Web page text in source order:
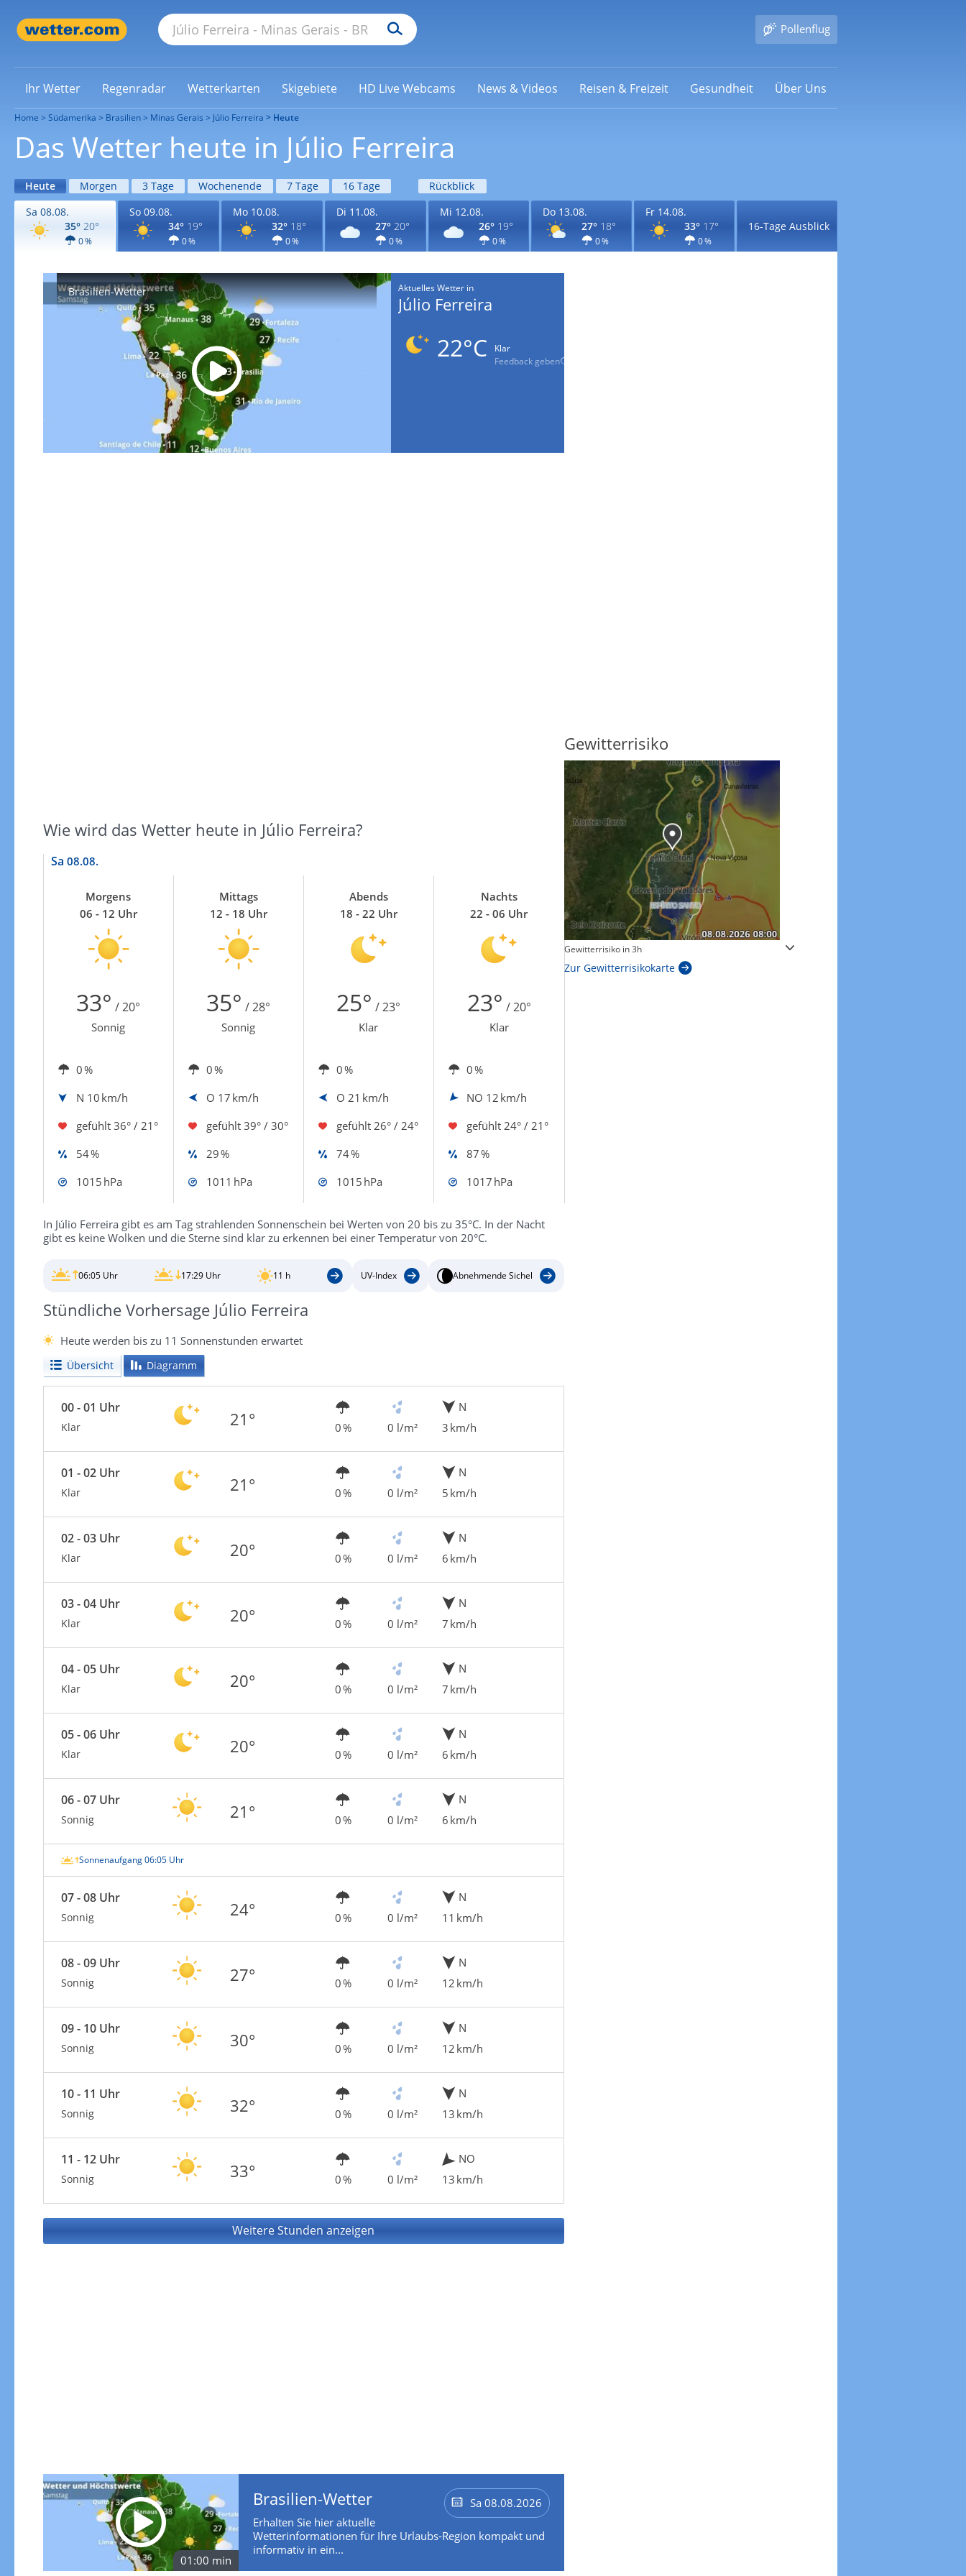
Pollenflug
Ihr Wetter Regenradar Wetterkarten Skigebiete HD Live Webcams News & Videos Reisen & Freizeit Gesundheit Über Uns
Home Südamerika Brasilien Minas Gerais Júlio Ferreira Heute
Das Wetter heute in Júlio Ferreira
Heute Morgen 3 Tage Wochenende 7 Tage 16 Tage
Rückblick
Sa 08.08.
35° 20°
0 %
So 09.08.
34° 19°
0 %
Mo 10.08.
32° 18°
0 %
Di 11.08.
27° 20°
0 %
Mi 12.08.
26° 19°
0 %
Do 13.08.
27° 18°
0 %
Fr 14.08.
33° 17°
0 %
16-Tage Ausblick
Brasilien-Wetter Aktuelles Wetter in
Júlio Ferreira
22°C
Klar
Feedback geben
Wie wird das Wetter heute in Júlio Ferreira?
Sa 08.08.
Morgens
06 - 12 Uhr
Mittags
12 - 18 Uhr
Abends
18 - 22 Uhr
Nachts
22 - 06 Uhr
33° / 20° 35° / 28° 25° / 23° 23° / 20°
Sonnig Sonnig Klar Klar
0 % 0 % 0 %
0 %
N 10 km/h O 17 km/h O 21 km/h NO 12 km/h
gefühlt 36° / 21° gefühlt 39° / 30° gefühlt 26° / 24° gefühlt 24° / 21°
54 %
29 % 74 %
87 %
1015 hPa
1011 hPa 1015 hPa 1017 hPa
In Júlio Ferreira gibt es am Tag strahlenden Sonnenschein bei Werten von 20 bis zu 35°C. In der Nacht
gibt es keine Wolken und die Sterne sind klar zu erkennen bei einer Temperatur von 20°C.
06:05 Uhr 17:29 Uhr 11 h UV-Index Abnehmende Sichel
Stündliche Vorhersage Júlio Ferreira
Heute werden bis zu 11 Sonnenstunden erwartet
Übersicht Diagramm
00 - 01 Uhr
Klar 21° 0 % 0 l/m²
N
3 km/h
01 - 02 Uhr
Klar 21° 0 % 0 l/m²
N
5 km/h
02 - 03 Uhr
Klar 20° 0 % 0 l/m²
N
6 km/h
03 - 04 Uhr
Klar 20° 0 % 0 l/m²
N
7 km/h
04 - 05 Uhr
Klar 20° 0 % 0 l/m²
N
7 km/h
05 - 06 Uhr
Klar 20° 0 % 0 l/m²
N
6 km/h
06 - 07 Uhr
Sonnig 21° 0 % 0 l/m²
N
6 km/h
Sonnenaufgang 06:05 Uhr
07 - 08 Uhr
Sonnig 24° 0 % 0 l/m²
N
11 km/h
08 - 09 Uhr
Sonnig 27° 0 % 0 l/m²
N
12 km/h
09 - 10 Uhr
Sonnig 30° 0 % 0 l/m²
N
12 km/h
10 - 11 Uhr
Sonnig 32° 0 % 0 l/m²
N
13 km/h
11 - 12 Uhr
Sonnig 33° 0 % 0 l/m²
NO
13 km/h
Weitere Stunden anzeigen
01:00 min
Sa 08.08.2026
Brasilien-Wetter
Erhalten Sie hier aktuelle
Wetterinformationen für Ihre Urlaubs-Region kompakt und
informativ in ein...
Windgeschwindigkeiten in 3h
Zur Windgeschwindigkeitenkarte
Sonnenschein heute
Zur Sonnenscheindauerkarte
Gewitterrisiko
Gewitterrisiko in 3h
Zur Gewitterrisikokarte
Windböen heute